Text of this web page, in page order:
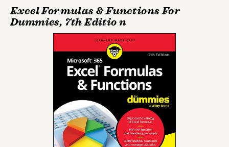
Excel Formulas & Functions For
Dummies, 7th Editio n